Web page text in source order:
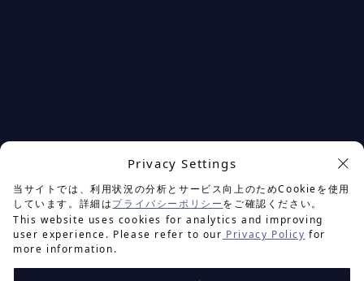
Privacy Settings
当サイトでは、利用状況の分析とサービス向上のためCookieを使用
しています。詳細はプライバシーポリシーをご確認ください。
This website uses cookies for analytics and improving
user experience. Please refer to our Privacy Policy for
more information.
余白を楽しむプロジェクト